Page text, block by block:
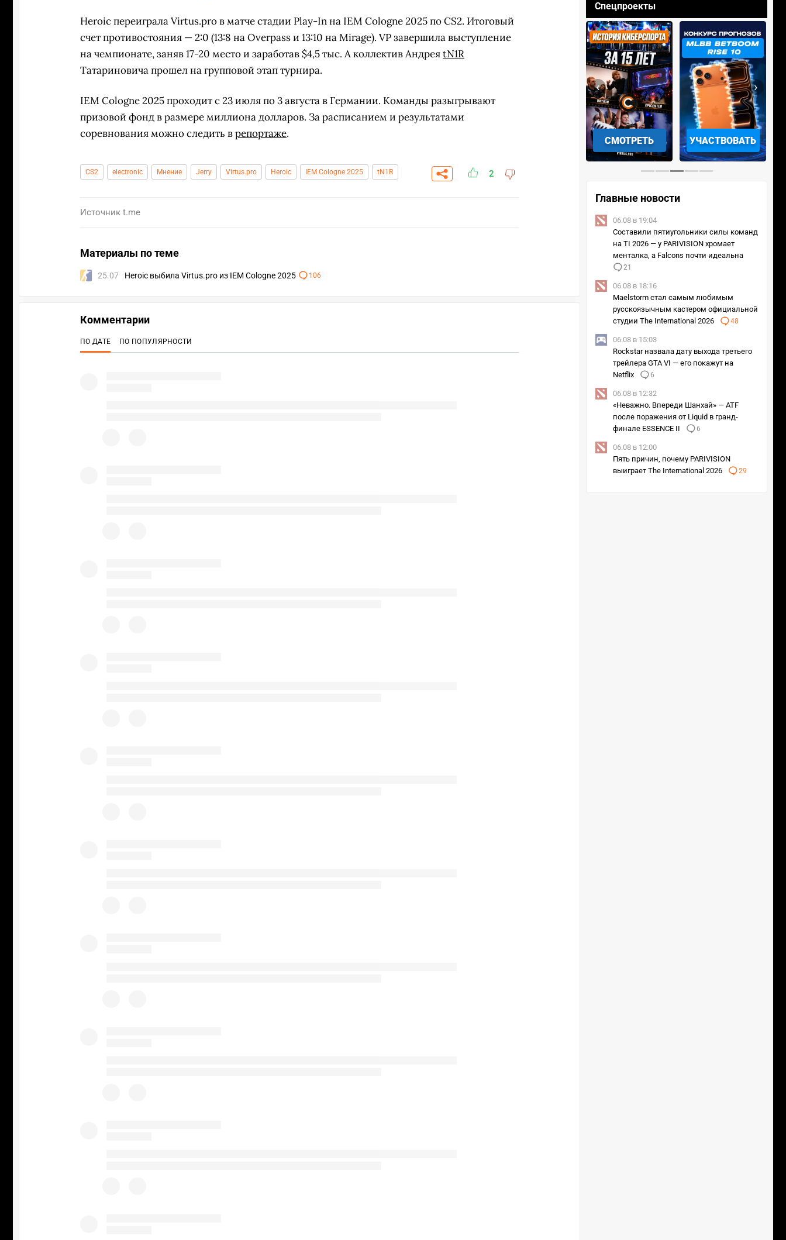
Heroic переиграла Virtus.pro в матче стадии Play-In на IEM Cologne 2025 по CS2. Итоговый
счет противостояния — 2:0 (13:8 на Overpass и 13:10 на Mirage). VP завершила выступление
на чемпионате, заняв 17-20 место и заработав $4,5 тыс. А коллектив АндреяtN1R
Татариновича прошел на групповой этап турнира.
IEM Cologne 2025 проходит с 23 июля по 3 августа в Германии. Команды разыгрывают
призовой фонд в размере миллиона долларов. За расписанием и результатами
соревнования можно следить врепортаже.
CS2 electronic Мнение Jerry Virtus.pro Heroic IEM Cologne 2025 tN1R 2
Источник t.me
Материалы по теме
25.07 Heroic выбила Virtus.pro из IEM Cologne 2025 106
Спецпроекты
УЧАСТВОВАТЬ СМОТРЕТЬ УЧАСТВОВАТЬ
‹ ›
Главные новости
06.08 в 19:04
Составили пятиугольники силы команд
на TI 2026 — у PARIVISION хромает
менталка, а Falcons почти идеальна
21
06.08 в 18:16
Maelstorm стал самым любимым
русскоязычным кастером официальной
студии The International 2026
48
06.08 в 15:03
Rockstar назвала дату выхода третьего
трейлера GTA VI — его покажут на
Netflix
6
06.08 в 12:32
«Неважно. Впереди Шанхай» — ATF
после поражения от Liquid в гранд-
финале ESSENCE II
6
06.08 в 12:00
Пять причин, почему PARIVISION
выиграет The International 2026
29
Комментарии
ПО ДАТЕ ПО ПОПУЛЯРНОСТИ